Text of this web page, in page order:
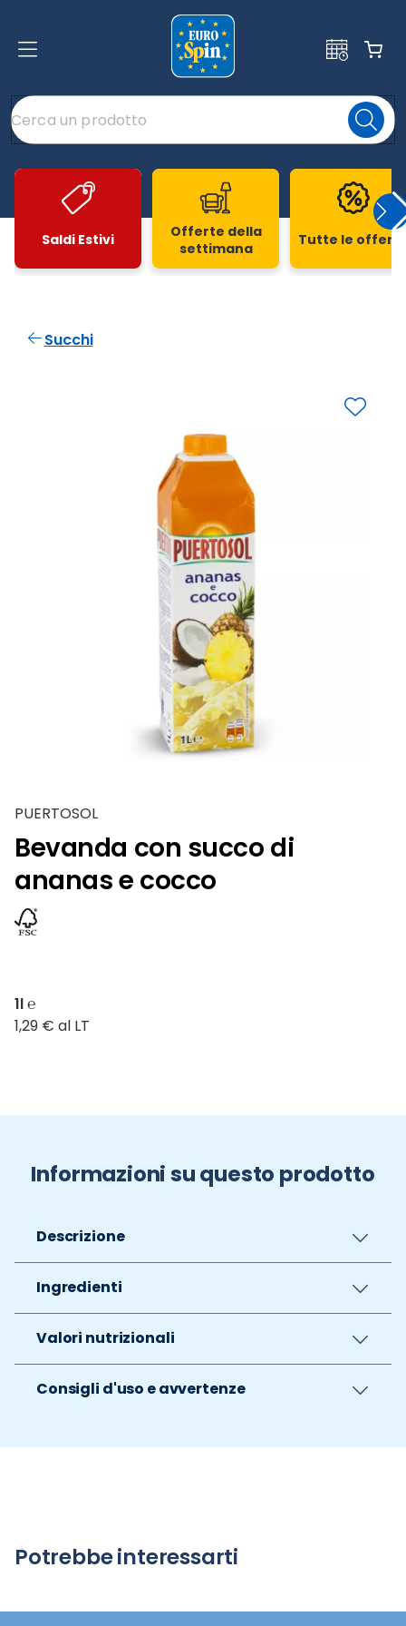
Saldi Estivi
Offerte della
settimana
Tutte le
Succhi
PUERTOSOL
Bevanda con succo di
ananas e cocco
1l ℮
1,29 € al LT
Informazioni su questo prodotto
Descrizione
Ingredienti
Valori nutrizionali
Consigli d'uso e avvertenze
Potrebbe interessarti